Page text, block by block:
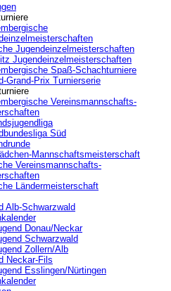
Jugendeinzelmeisterschaften
Jugendeinzelmeisterschaften
Spaß-Schachturniere
Grand-Prix Turnierserie
Vereinsmannschafts-
Süd
Mannschaftsmeisterschaft
Vereinsmannschafts-
Ländermeisterschaft
Alb-Schwarzwald
Donau/Neckar
Schwarzwald
Zollern/Alb
Neckar-Fils
‎Esslingen/Nürtingen